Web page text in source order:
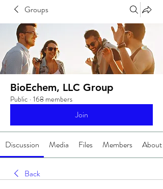
Groups
BioEchem, LLC Group
Public · 168 members
Join
Discussion Media Files Members About
Back